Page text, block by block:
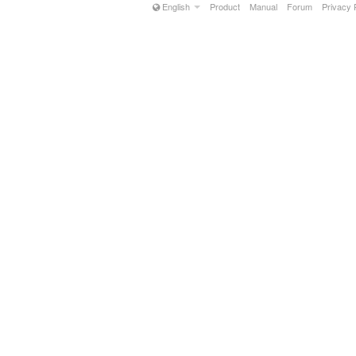
English Product Manual Forum Privacy